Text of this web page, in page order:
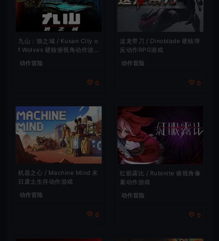
九山：狼之城 / Kusan City o
f Wolves 硬核俯视角动作游
动作冒险
0
这龙带刀 / Dinoblade 硬核弹
反动作RPG游戏
动作冒险
0
机器之心 / Machine Mind 末
日废土生存动作游戏
动作冒险
0
红眼露比 / Rubinite 俯视角像
素动作游戏
动作冒险
0